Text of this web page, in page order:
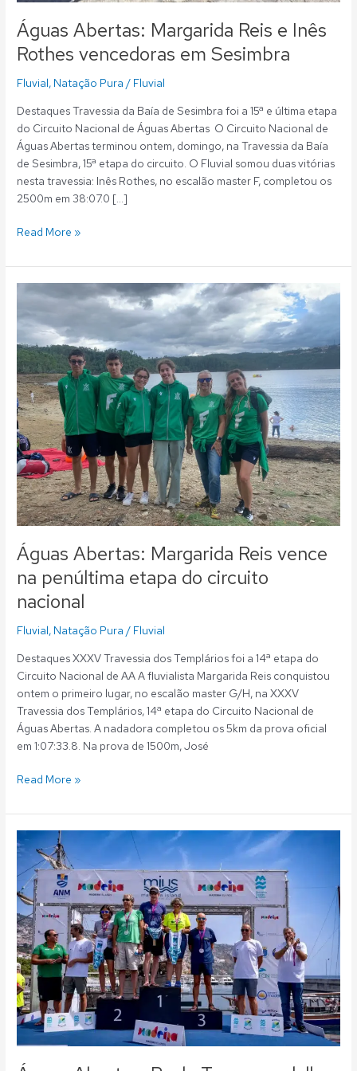
Águas Abertas: Margarida Reis e Inês
Rothes vencedoras em Sesimbra
Fluvial, Natação Pura / Fluvial
Destaques Travessia da Baía de Sesimbra foi a 15ª e última etapa
do Circuito Nacional de Águas Abertas O Circuito Nacional de
Águas Abertas terminou ontem, domingo, na Travessia da Baía
de Sesimbra, 15ª etapa do circuito. O Fluvial somou duas vitórias
nesta travessia: Inês Rothes, no escalão master F, completou os
2500m em 38:07.0 […]
Read More »
Águas Abertas: Margarida Reis vence
na penúltima etapa do circuito
nacional
Fluvial, Natação Pura / Fluvial
Destaques XXXV Travessia dos Templários foi a 14ª etapa do
Circuito Nacional de AA A fluvialista Margarida Reis conquistou
ontem o primeiro lugar, no escalão master G/H, na XXXV
Travessia dos Templários, 14ª etapa do Circuito Nacional de
Águas Abertas. A nadadora completou os 5km da prova oficial
em 1:07:33.8. Na prova de 1500m, José
Águas
Margarida
Reis
vence
na
penúltima
etapa
do
circuito
nacional
Read More »
Águas
Abertas:
Paulo
Torres
medalha
de
prata
na
Madeira